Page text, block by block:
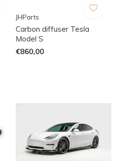
JHParts
Carbon diffuser Tesla
Model S
€860,00